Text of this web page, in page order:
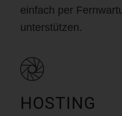
einfach per
unterstützen.
HOSTING